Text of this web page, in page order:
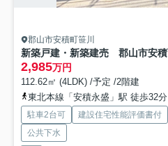
郡山市安積町笹川
2,985万円
112.62㎡ (4LDK) /予定 /2階建
東北本線「安積永盛」駅 徒歩32分
駐車2台可 建設住宅性能評価書付
公共下水